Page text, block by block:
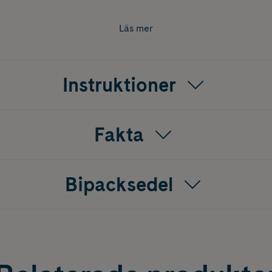
vid akuta migränanfall hos vuxna. Vid tecken på
ytterligare 1 tablett till vid behov. Änvänd högst 5 stycken
Läs mer
Instruktioner
Fakta
Bipacksedel